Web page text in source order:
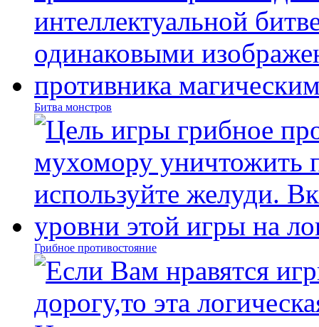
Битва монстров
Грибное противостояние